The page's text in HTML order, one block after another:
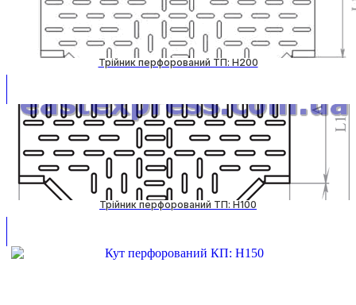
Трійник перфорований ТП: H200
Трійник перфорований ТП: H100